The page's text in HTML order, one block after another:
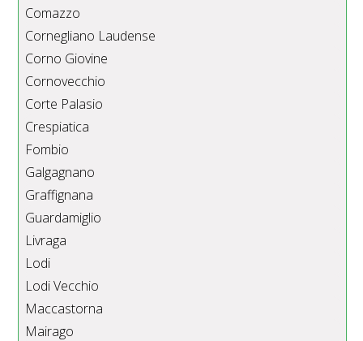
Comazzo
Cornegliano Laudense
Corno Giovine
Cornovecchio
Corte Palasio
Crespiatica
Fombio
Galgagnano
Graffignana
Guardamiglio
Livraga
Lodi
Lodi Vecchio
Maccastorna
Mairago